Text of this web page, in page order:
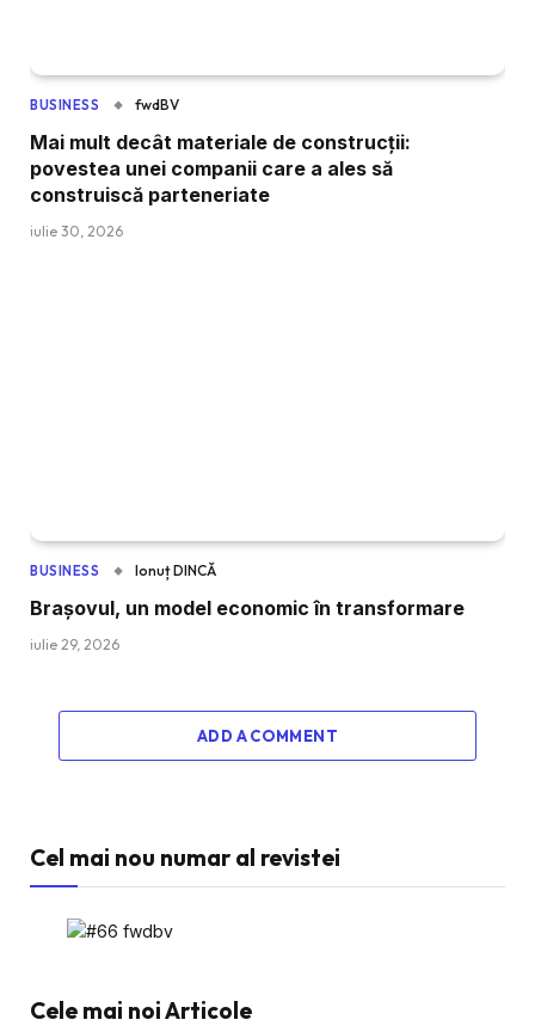
BUSINESS fwdBV
Mai mult decât materiale de construcții:
povestea unei companii care a ales să
construiscă parteneriate
iulie 30, 2026
BUSINESS Ionuț DINCĂ
Brașovul, un model economic în transformare
iulie 29, 2026
ADD A COMMENT
Cel mai nou numar al revistei
Cele mai noi Articole